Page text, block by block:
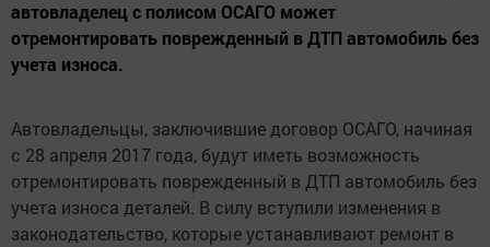
автовладелец с полисом ОСАГО может
отремонтировать поврежденный в ДТП автомобиль без
учета износа.
Автовладельцы, заключившие договор ОСАГО, начиная
с 28 апреля 2017 года, будут иметь возможность
отремонтировать поврежденный в ДТП автомобиль без
учета износа деталей. В силу вступили изменения в
законодательство, которые устанавливают ремонт в